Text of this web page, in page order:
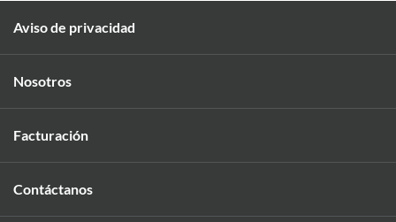
Aviso de privacidad
Nosotros
Facturación
Contáctanos